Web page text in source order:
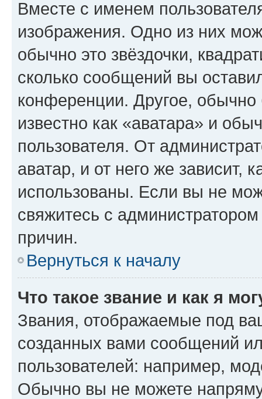
Вместе с именем
изображения. Одно из них
обычно это звёздочки,
сколько сообщений вы
конференции. Другое,
известно как «аватара» и
пользователя. От
аватар, и от него же зависит,
использованы. Если вы не
свяжитесь с
причин.
Вернуться к началу
Что такое звание и как я
Звания, отображаемые под
созданных вами сообщений
пользователей: например,
Обычно вы не можете